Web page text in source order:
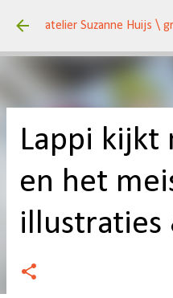
Doorgaan
Lappi kijkt
en het
illustraties